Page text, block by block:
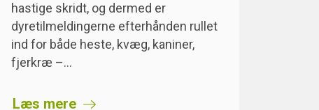
hastige skridt, og dermed er
dyretilmeldingerne efterhånden rullet
ind for både heste, kvæg, kaniner,
fjerkræ –…
Læs mere